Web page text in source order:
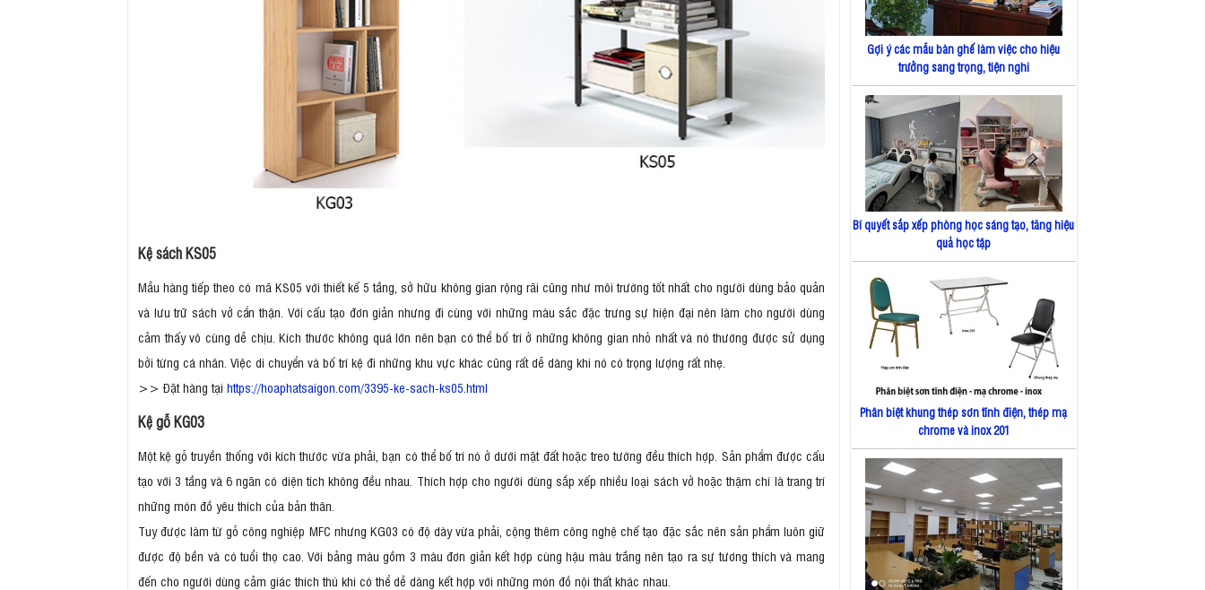
Kệ sách KS05
Mẫu hàng tiếp theo có mã KS05 với thiết kế 5 tầng, sở hữu không gian rộng rãi cũng như môi trường tốt nhất cho người dùng bảo quản
và lưu trữ sách vở cẩn thận. Với cấu tạo đơn giản nhưng đi cùng với những màu sắc đặc trưng sự hiện đại nên làm cho người dùng
cảm thấy vô cùng dễ chịu. Kích thước không quá lớn nên bạn có thể bố trí ở những không gian nhỏ nhất và nó thường được sử dụng
bởi từng cá nhân. Việc di chuyển và bố trí kệ đi những khu vực khác cũng rất dễ dàng khi nó có trọng lượng rất nhẹ.
>> Đặt hàng tại https://hoaphatsaigon.com/3395-ke-sach-ks05.html
Kệ gỗ KG03
Một kệ gỗ truyền thống với kích thước vừa phải, bạn có thể bố trí nó ở dưới mặt đất hoặc treo tường đều thích hợp. Sản phẩm được cấu
tạo với 3 tầng và 6 ngăn có diện tích không đều nhau. Thích hợp cho người dùng sắp xếp nhiều loại sách vở hoặc thậm chí là trang trí
những món đồ yêu thích của bản thân.
Tuy được làm từ gỗ công nghiệp MFC nhưng KG03 có độ dày vừa phải, cộng thêm công nghệ chế tạo đặc sắc nên sản phẩm luôn giữ
được độ bền và có tuổi thọ cao. Với bảng màu gồm 3 màu đơn giản kết hợp cùng hậu màu trắng nên tạo ra sự tương thích và mang
đến cho người dùng cảm giác thích thú khi có thể dễ dàng kết hợp với những món đồ nội thất khác nhau.
Gợi ý các mẫu bàn ghế làm việc cho hiệu
trưởng sang trọng, tiện nghi
Bí quyết sắp xếp phòng học sáng tạo, tăng hiệu
quả học tập
Phân biệt khung thép sơn tĩnh điện, thép mạ
chrome và inox 201